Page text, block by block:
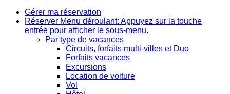
Gérer ma réservation
Réserver Menu déroulant: Appuyez sur la touche
entrée pour afficher le sous-menu.
Par type de vacances
Circuits, forfaits multi-villes et Duo
Forfaits vacances
Excursions
Location de voiture
Vol